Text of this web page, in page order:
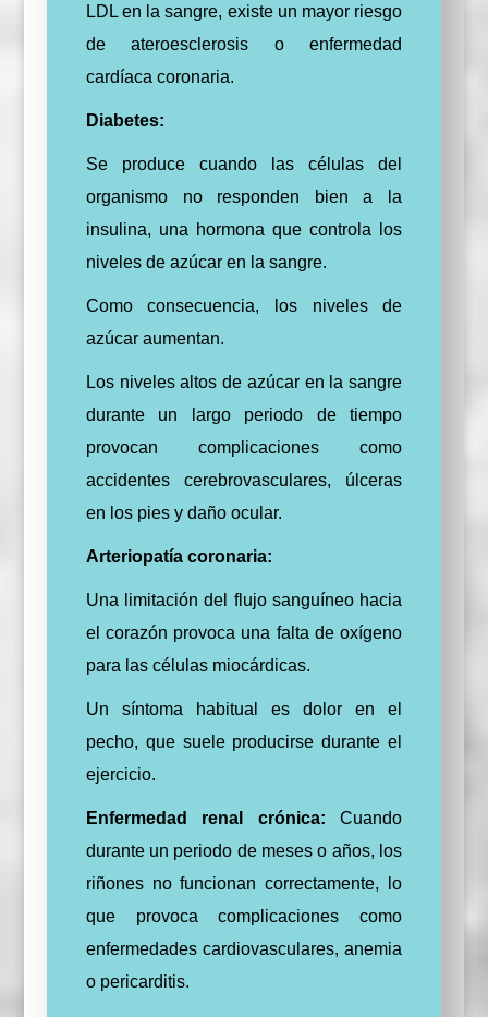
LDL en la sangre, existe un mayor riesgo
de ateroesclerosis o enfermedad
cardíaca coronaria.
Diabetes:
Se produce cuando las células del
organismo no responden bien a la
insulina, una hormona que controla los
niveles de azúcar en la sangre.
Como consecuencia, los niveles de
azúcar aumentan.
Los niveles altos de azúcar en la sangre
durante un largo periodo de tiempo
provocan complicaciones como
accidentes cerebrovasculares, úlceras
en los pies y daño ocular.
Arteriopatía coronaria:
Una limitación del flujo sanguíneo hacia
el corazón provoca una falta de oxígeno
para las células miocárdicas.
Un síntoma habitual es dolor en el
pecho, que suele producirse durante el
ejercicio.
Enfermedad renal crónica:Cuando
durante un periodo de meses o años, los
riñones no funcionan correctamente, lo
que provoca complicaciones como
enfermedades cardiovasculares, anemia
o pericarditis.